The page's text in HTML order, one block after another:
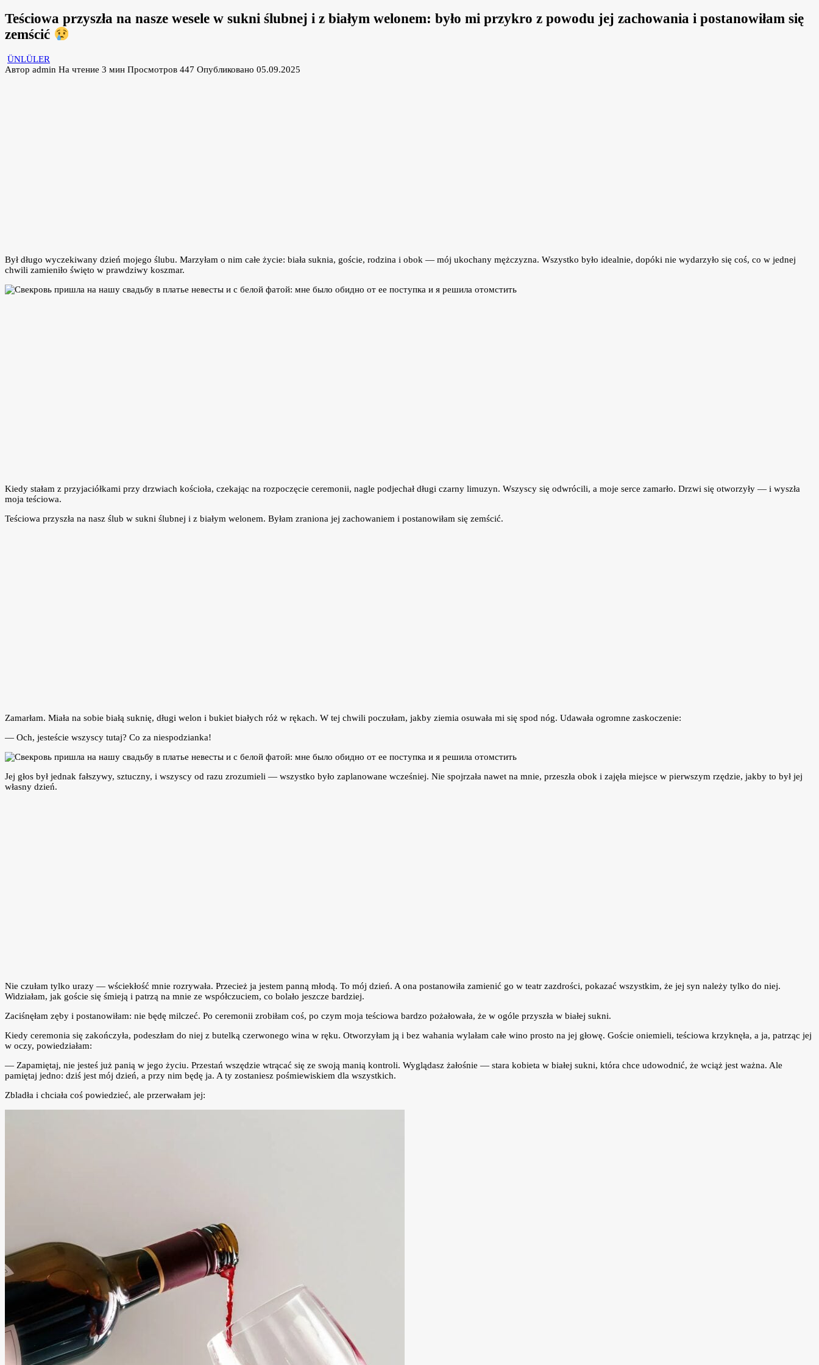
Teściowa przyszła na nasze wesele w sukni ślubnej i z białym welonem: było mi przykro z powodu jej zachowania i postanowiłam się
zemścić
ÜNLÜLER
Автор admin На чтение 3 мин Просмотров 447 Опубликовано 05.09.2025
Był długo wyczekiwany dzień mojego ślubu. Marzyłam o nim całe życie: biała suknia, goście, rodzina i obok — mój ukochany mężczyzna. Wszystko było idealnie, dopóki nie wydarzyło się coś, co w jednej
chwili zamieniło święto w prawdziwy koszmar.
Kiedy stałam z przyjaciółkami przy drzwiach kościoła, czekając na rozpoczęcie ceremonii, nagle podjechał długi czarny limuzyn. Wszyscy się odwrócili, a moje serce zamarło. Drzwi się otworzyły — i wyszła
moja teściowa.
Teściowa przyszła na nasz ślub w sukni ślubnej i z białym welonem. Byłam zraniona jej zachowaniem i postanowiłam się zemścić.
Zamarłam. Miała na sobie białą suknię, długi welon i bukiet białych róż w rękach. W tej chwili poczułam, jakby ziemia osuwała mi się spod nóg. Udawała ogromne zaskoczenie:
— Och, jesteście wszyscy tutaj? Co za niespodzianka!
Jej głos był jednak fałszywy, sztuczny, i wszyscy od razu zrozumieli — wszystko było zaplanowane wcześniej. Nie spojrzała nawet na mnie, przeszła obok i zajęła miejsce w pierwszym rzędzie, jakby to był jej
własny dzień.
Nie czułam tylko urazy — wściekłość mnie rozrywała. Przecież ja jestem panną młodą. To mój dzień. A ona postanowiła zamienić go w teatr zazdrości, pokazać wszystkim, że jej syn należy tylko do niej.
Widziałam, jak goście się śmieją i patrzą na mnie ze współczuciem, co bolało jeszcze bardziej.
Zaciśnęłam zęby i postanowiłam: nie będę milczeć. Po ceremonii zrobiłam coś, po czym moja teściowa bardzo pożałowała, że w ogóle przyszła w białej sukni.
Kiedy ceremonia się zakończyła, podeszłam do niej z butelką czerwonego wina w ręku. Otworzyłam ją i bez wahania wylałam całe wino prosto na jej głowę. Goście oniemieli, teściowa krzyknęła, a ja, patrząc jej
w oczy, powiedziałam:
— Zapamiętaj, nie jesteś już panią w jego życiu. Przestań wszędzie wtrącać się ze swoją manią kontroli. Wyglądasz żałośnie — stara kobieta w białej sukni, która chce udowodnić, że wciąż jest ważna. Ale
pamiętaj jedno: dziś jest mój dzień, a przy nim będę ja. A ty zostaniesz pośmiewiskiem dla wszystkich.
Zbladła i chciała coś powiedzieć, ale przerwałam jej: